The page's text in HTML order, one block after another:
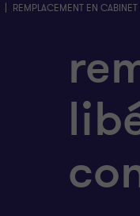
| REMPLACEMENT EN